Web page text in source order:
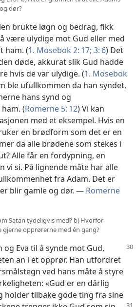
dør?
brukte løgn og bedrag, fikk
være ulydige mot Gud eller med
ham. (1. Mosebok 2: 17; 3: 6) Det
døde, akkurat slik Gud hadde
hvis de var ulydige. (1. Mosebok
ble ufullkommen da han syndet,
hans synd og
(Romerne 5: 12) Vi kan
med et eksempel. Hvis en
en brødform som det er en
da alle brødene som stekes i
Alle får en fordypning, en
vi si. På lignende måte har alle
fra Adam. Det er
blir gamle og dør. — Romerne
Satan tydeligvis med? b) Hvorfor
opprørerne med én gang?
og Eva til å synde mot Gud,
an i et opprør. Han utfordret
ved hans måte å styre
«Gud er en dårlig
holder tilbake gode ting fra sine